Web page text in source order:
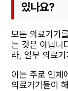
있나요?
모든 의료기기
는 것은 아닙니
라, 일부 의료
이는 주로 인체
의료기기들이